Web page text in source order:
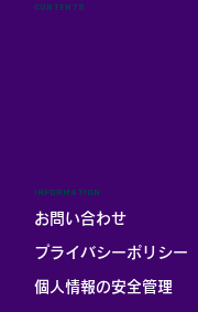
CONTENTS
INFORMATION
お問い合わせ
プライバシーポリシー
個人情報の安全管理